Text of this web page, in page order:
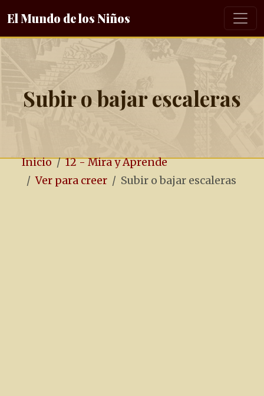
El Mundo de los Niños
Subir o bajar escaleras
Inicio
12 - Mira y Aprende
Ver para creer
Subir o bajar escaleras